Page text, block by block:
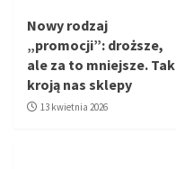
Nowy rodzaj
„promocji”: droższe,
ale za to mniejsze. Tak
kroją nas sklepy
13 kwietnia 2026